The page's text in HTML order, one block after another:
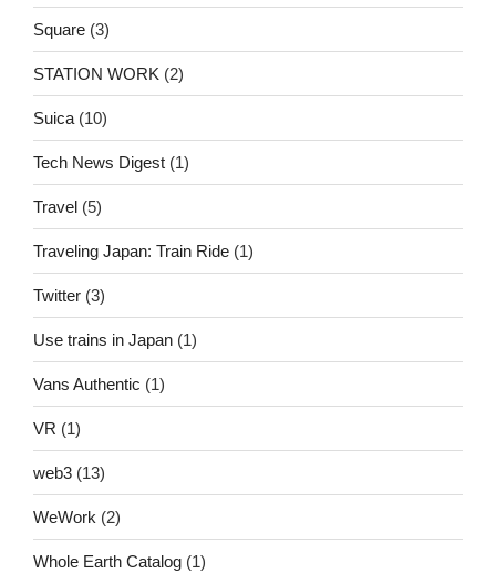
Square (3)
STATION WORK (2)
Suica (10)
Tech News Digest (1)
Travel (5)
Traveling Japan: Train Ride (1)
Twitter (3)
Use trains in Japan (1)
Vans Authentic (1)
VR (1)
web3 (13)
WeWork (2)
Whole Earth Catalog (1)